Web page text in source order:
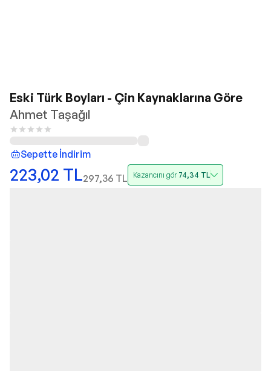
Eski Türk Boyları - Çin Kaynaklarına Göre
Ahmet Taşağıl
Sepette İndirim
223,02 TL297,36 TL Kazancını gör 74,34 TL